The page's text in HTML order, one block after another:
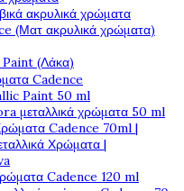
ακρυλικά χρώματα
(Ματ ακρυλικά χρώματα)
(Λάκα)
Cadence
Paint 50 ml
μεταλλικά χρώματα 50 ml
Cadence 70ml |
Χρώματα |
Cadence 120 ml